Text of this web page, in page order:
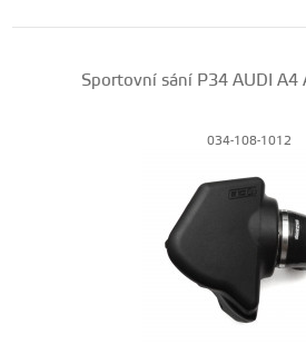
Sportovní sání P34 AUDI A4
034-108-1012